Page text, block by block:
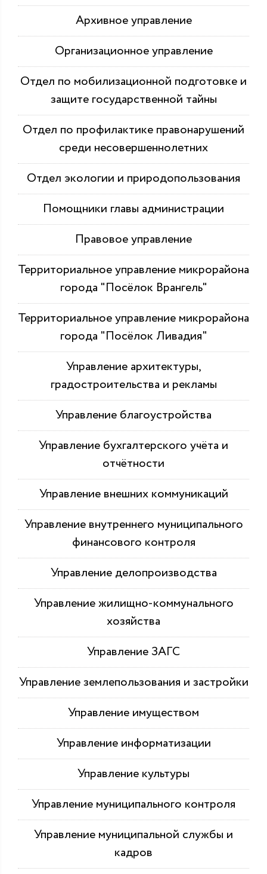
Архивное управление
Организационное управление
Отдел по мобилизационной подготовке и
защите государственной тайны
Отдел по профилактике правонарушений
среди несовершеннолетних
Отдел экологии и природопользования
Помощники главы администрации
Правовое управление
Территориальное управление микрорайона
города "Посёлок Врангель"
Территориальное управление микрорайона
города "Посёлок Ливадия"
Управление архитектуры,
градостроительства и рекламы
Управление благоустройства
Управление бухгалтерского учёта и
отчётности
Управление внешних коммуникаций
Управление внутреннего муниципального
финансового контроля
Управление делопроизводства
Управление жилищно-коммунального
хозяйства
Управление ЗАГС
Управление землепользования и застройки
Управление имуществом
Управление информатизации
Управление культуры
Управление муниципального контроля
Управление муниципальной службы и
кадров